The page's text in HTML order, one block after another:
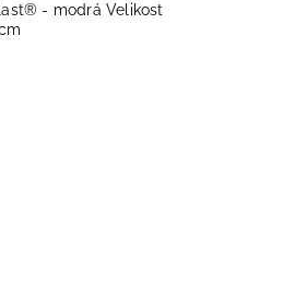
- modrá Velikost